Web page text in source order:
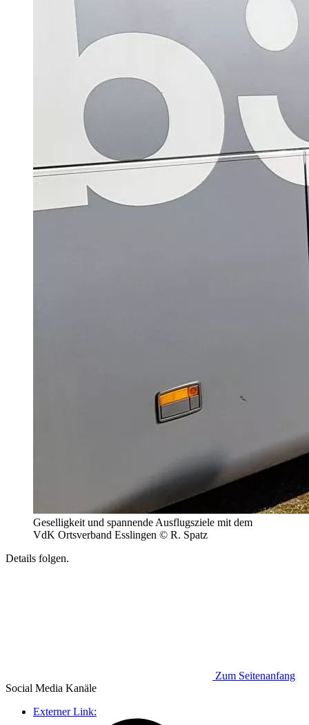
Geselligkeit und spannende Ausflugsziele mit dem
VdK Ortsverband Esslingen © R. Spatz
Details folgen.
Zum Seitenanfang
Social Media Kanäle
Externer Link: